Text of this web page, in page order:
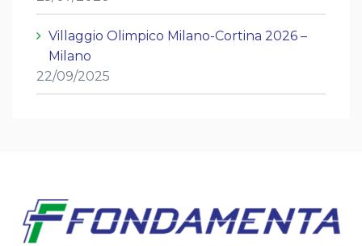
Villaggio Olimpico Milano-Cortina 2026 –
Milano
22/09/2025